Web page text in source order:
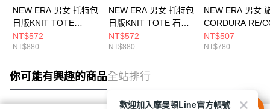
NEW ERA 男女 托特包
日版KNIT TOTE
NE14388146
NT$572
NT$880
NEW ERA 男女 托特包
日版KNIT TOTE 石
NE14388145
NT$572
NT$880
NEW ERA 男女
CORDURA RE/
FW25 NEW ERA
NE14703387
NT$507
NT$780
你可能有興趣的商品全站排行
歡迎加入摩曼頓Line官方帳號